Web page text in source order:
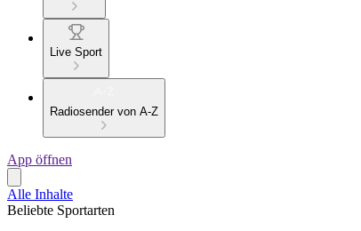
Live Sport
Radiosender von A-Z
App öffnen
Alle Inhalte
Beliebte Sportarten